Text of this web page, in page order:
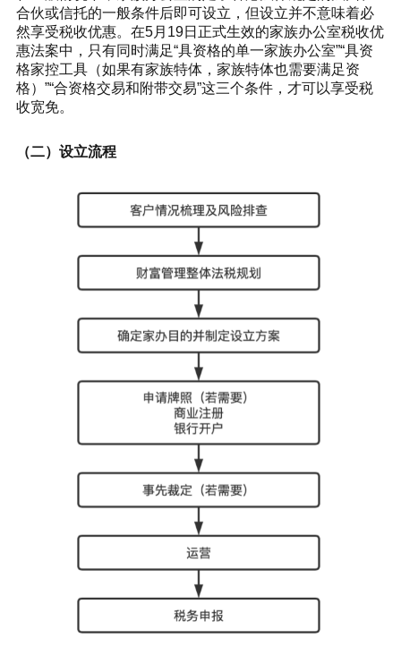
合伙或信托的一般条件后即可设立，但设立并不意味着必
然享受税收优惠。在5月19日正式生效的家族办公室税收优
惠法案中，只有同时满足“具资格的单一家族办公室”“具资
格家控工具（如果有家族特体，家族特体也需要满足资
格）”“合资格交易和附带交易”这三个条件，才可以享受税
收宽免。
（二）设立流程